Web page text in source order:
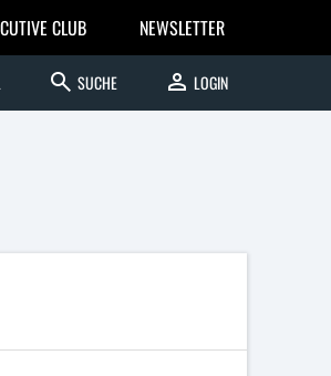
CLUB NEWSLETTER
search SUCHE person LOGIN